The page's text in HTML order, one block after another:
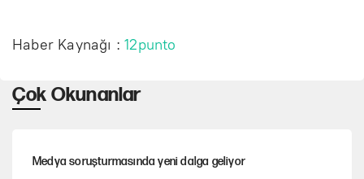
Haber Kaynağı :12punto
Çok Okunanlar
Medya soruşturmasında yeni dalga geliyor